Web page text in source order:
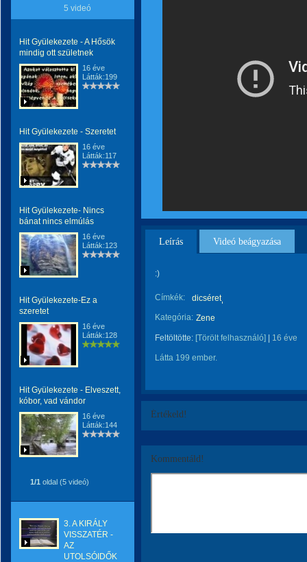
5 videó
Hit Gyülekezete - A Hősök
mindig ott születnek
16 éve
Látták:199
Hit Gyülekezete - Szeretet
16 éve
Látták:117
Hit Gyülekezete- Nincs
bánat nincs elmúlás
16 éve
Látták:123
Hit Gyülekezete-Ez a
szeretet
16 éve
Látták:128
Hit Gyülekezete - Elveszett,
kóbor, vad vándor
16 éve
Látták:144
1/1 oldal (5 videó)
3. A KIRÁLY
VISSZATÉR -
AZ
UTOLSÓIDŐK
Leírás Videó beágyazása
:)
Címkék:
dicséret
Kategória: Zene
Feltöltötte: [Törölt felhasználó] 16 éve
Látta 199 ember.
Értékeld!
Kommentáld!